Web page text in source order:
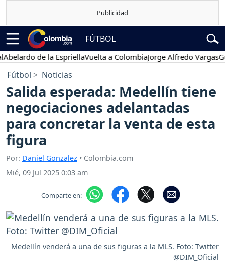
FÚTBOL
de la EspriellaVuelta a ColombiaJorge Alfredo Vargas
Fútbol Noticias
Salida esperada: Medellín tiene
negociaciones adelantadas
para concretar la venta de esta
figura
Por: Daniel Gonzalez • Colombia.com
Mié, 09 Jul 2025 0:03 am
Comparte en:
Medellín venderá a una de sus figuras a la MLS. Foto: Twitter
@DIM_Oficial